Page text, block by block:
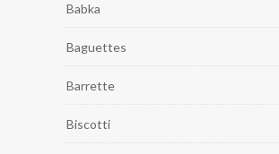
Babka
Baguettes
Barrette
Biscotti